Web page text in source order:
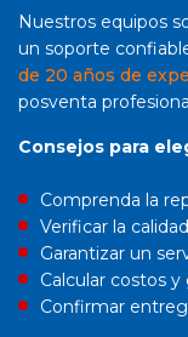
Nuestros equipos
un soporte
de 20 años de
posventa
Consejos para
Comprenda la
Verificar la
Garantizar un
Calcular costos y
Confirmar